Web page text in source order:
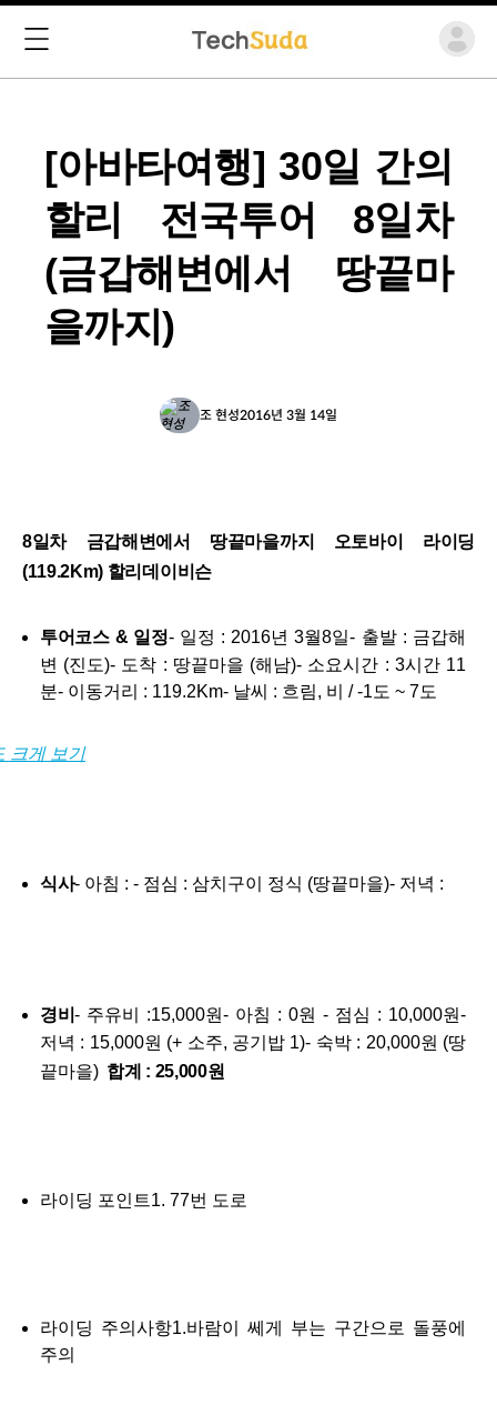
[아바타여행] 30일 간의
할리 전국투어 8일차
(금갑해변에서 땅끝마
을까지)
조 현성2016년 3월 14일
8일차 금갑해변에서 땅끝마을까지 오토바이 라이딩
(119.2Km) 할리데이비슨
투어코스 & 일정- 일정 : 2016년 3월8일- 출발 : 금갑해
변 (진도)- 도착 : 땅끝마을 (해남)- 소요시간 : 3시간 11
분- 이동거리 : 119.2Km- 날씨 : 흐림, 비 / -1도 ~ 7도
식사- 아침 : - 점심 : 삼치구이 정식 (땅끝마을)- 저녁 :
경비- 주유비 :15,000원- 아침 : 0원 - 점심 : 10,000원-
저녁 : 15,000원 (+ 소주, 공기밥 1)- 숙박 : 20,000원 (땅
끝마을) 합계 : 25,000원
라이딩 포인트1. 77번 도로
라이딩 주의사항1.바람이 쎄게 부는 구간으로 돌풍에
주의